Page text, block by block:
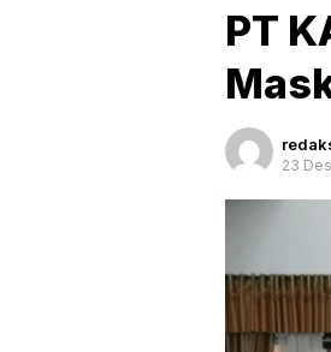
PT
23